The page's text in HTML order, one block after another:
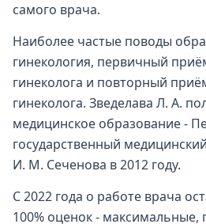
самого врача.
Наиболее частые поводы
гинекология, первичный
гинеколога и повторный
гинеколога. Зведелава Л. А.
медицинское образование -
государственный
И. М. Сеченова в 2012 году.
С 2022 года о работе врача
100% оценок - максимальные,